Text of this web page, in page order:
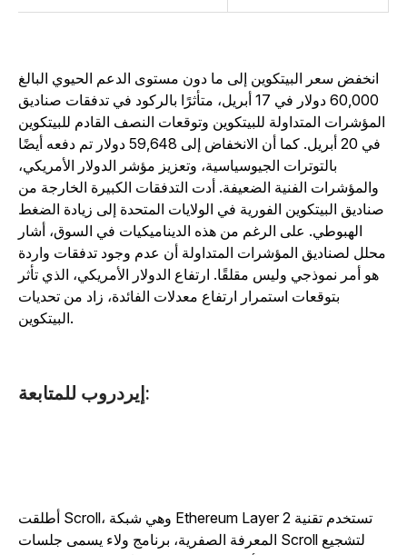
انخفض سعر البيتكوين إلى ما دون مستوى الدعم الحيوي البالغ
60,000 دولار في 17 أبريل، متأثرًا بالركود في تدفقات صناديق
المؤشرات المتداولة للبيتكوين وتوقعات النصف القادم للبيتكوين
في 20 أبريل. كما أن الانخفاض إلى 59,648 دولار تم دفعه أيضًا
بالتوترات الجيوسياسية، وتعزيز مؤشر الدولار الأمريكي،
والمؤشرات الفنية الضعيفة. أدت التدفقات الكبيرة الخارجة من
صناديق البيتكوين الفورية في الولايات المتحدة إلى زيادة الضغط
الهبوطي. على الرغم من هذه الديناميكيات في السوق، أشار
محلل لصناديق المؤشرات المتداولة أن عدم وجود تدفقات واردة
هو أمر نموذجي وليس مقلقًا. ارتفاع الدولار الأمريكي، الذي تأثر
بتوقعات استمرار ارتفاع معدلات الفائدة، زاد من تحديات
أطلقت Scroll، وهي شبكة Ethereum Layer 2 تستخدم تقنية
المعرفة الصفرية، برنامج ولاء يسمى جلسات Scroll لتشجيع